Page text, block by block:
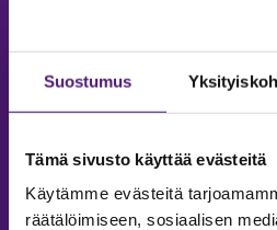
Suostumus
Tämä sivusto käyttää evästeitä
Käytämme evästeitä
räätälöimiseen, sosiaalisen